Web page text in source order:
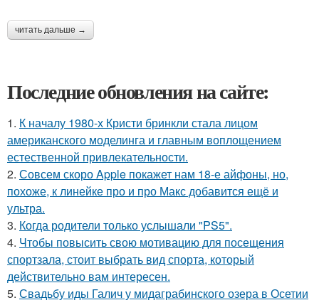
читать дальше →
Последние обновления на сайте:
1. К началу 1980-х Кристи бринкли стала лицом
американского моделинга и главным воплощением
естественной привлекательности.
2. Совсем скоро Apple покажет нам 18-е айфоны, но,
похоже, к линейке про и про Макс добавится ещё и
ультра.
3. Когда родители только услышали "PS5".
4. Чтобы повысить свою мотивацию для посещения
спортзала, стоит выбрать вид спорта, который
действительно вам интересен.
5. Свадьбу иды Галич у мидаграбинского озера в Осетии